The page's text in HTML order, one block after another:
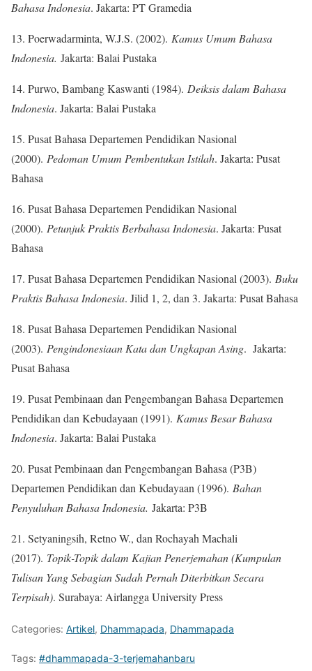
Bahasa Indonesia. Jakarta: PT Gramedia
13. Poerwadarminta, W.J.S. (2002). Kamus Umum Bahasa
Indonesia. Jakarta: Balai Pustaka
14. Purwo, Bambang Kaswanti (1984). Deiksis dalam Bahasa
Indonesia. Jakarta: Balai Pustaka
15. Pusat Bahasa Departemen Pendidikan Nasional
(2000). Pedoman Umum Pembentukan Istilah. Jakarta: Pusat
Bahasa
16. Pusat Bahasa Departemen Pendidikan Nasional
(2000). Petunjuk Praktis Berbahasa Indonesia. Jakarta: Pusat
Bahasa
17. Pusat Bahasa Departemen Pendidikan Nasional (2003). Buku
Praktis Bahasa Indonesia. Jilid 1, 2, dan 3. Jakarta: Pusat Bahasa
18. Pusat Bahasa Departemen Pendidikan Nasional
(2003). Pengindonesiaan Kata dan Ungkapan Asing. Jakarta:
Pusat Bahasa
19. Pusat Pembinaan dan Pengembangan Bahasa Departemen
Pendidikan dan Kebudayaan (1991). Kamus Besar Bahasa
Indonesia. Jakarta: Balai Pustaka
20. Pusat Pembinaan dan Pengembangan Bahasa (P3B)
Departemen Pendidikan dan Kebudayaan (1996). Bahan
Penyuluhan Bahasa Indonesia. Jakarta: P3B
21. Setyaningsih, Retno W., dan Rochayah Machali
(2017). Topik-Topik dalam Kajian Penerjemahan (Kumpulan
Tulisan Yang Sebagian Sudah Pernah Diterbitkan Secara
Terpisah). Surabaya: Airlangga University Press
Categories: Artikel, Dhammapada, Dhammapada
Tags: #dhammapada-3-terjemahanbaru